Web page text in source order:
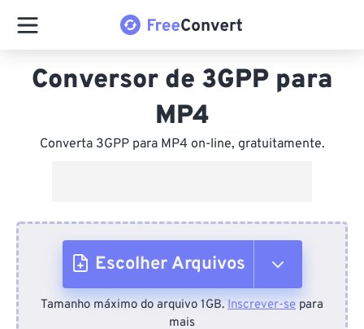
Conversor de 3GPP para
MP4
Converta 3GPP para MP4 on-line, gratuitamente.
Escolher Arquivos
Do dispositivo
Tamanho máximo do arquivo 1GB. Inscrever-se para
mais